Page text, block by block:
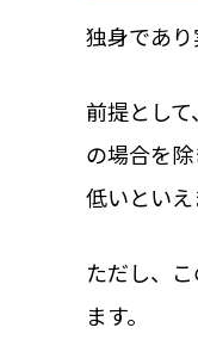
独身であ
前提とし
の場合を
低いといえ
ただし、
ます。